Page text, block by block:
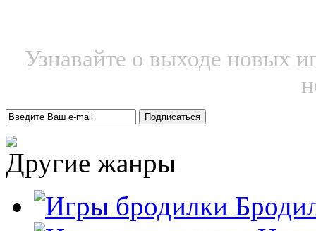
Узнавайте о выходе новых
Другие жанры